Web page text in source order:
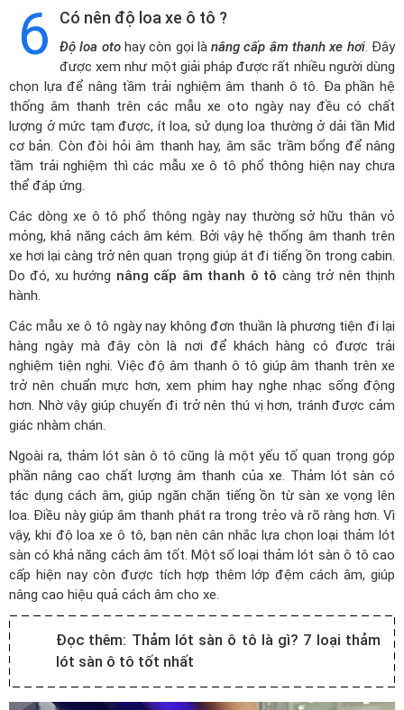
6 Có nên độ loa xe ô tô ?
Độ loa otohay còn gọi lànâng cấp âm thanh xe hơi. Đây
được xem như một giải pháp được rất nhiều người dùng
chọn lựa để nâng tầm trải nghiệm âm thanh ô tô. Đa phần hệ
thống âm thanh trên các mẫu xe oto ngày nay đều có chất
lượng ở mức tạm được, ít loa, sử dụng loa thường ở dải tần Mid
cơ bản. Còn đòi hỏi âm thanh hay, âm sắc trầm bổng để nâng
tầm trải nghiệm thì các mẫu xe ô tô phổ thông hiện nay chưa
thể đáp ứng.
Các dòng xe ô tô phổ thông ngày nay thường sở hữu thân vỏ
mỏng, khả năng cách âm kém. Bởi vậy hệ thống âm thanh trên
xe hơi lại càng trở nên quan trọng giúp át đi tiếng ồn trong cabin.
Do đó, xu hướng nâng cấp âm thanh ô tô càng trở nên thịnh
hành.
Các mẫu xe ô tô ngày nay không đơn thuần là phương tiện đi lại
hàng ngày mà đây còn là nơi để khách hàng có được trải
nghiệm tiện nghi. Việc độ âm thanh ô tô giúp âm thanh trên xe
trở nên chuẩn mực hơn, xem phim hay nghe nhạc sống động
hơn. Nhờ vậy giúp chuyến đi trở nên thú vị hơn, tránh được cảm
giác nhàm chán.
Ngoài ra, thảm lót sàn ô tô cũng là một yếu tố quan trọng góp
phần nâng cao chất lượng âm thanh của xe. Thảm lót sàn có
tác dụng cách âm, giúp ngăn chặn tiếng ồn từ sàn xe vọng lên
loa. Điều này giúp âm thanh phát ra trong trẻo và rõ ràng hơn. Vì
vậy, khi độ loa xe ô tô, bạn nên cân nhắc lựa chọn loại thảm lót
sàn có khả năng cách âm tốt. Một số loại thảm lót sàn ô tô cao
cấp hiện nay còn được tích hợp thêm lớp đệm cách âm, giúp
nâng cao hiệu quả cách âm cho xe.
Đọc thêm: Thảm lót sàn ô tô là gì? 7 loại thảm
lót sàn ô tô tốt nhất